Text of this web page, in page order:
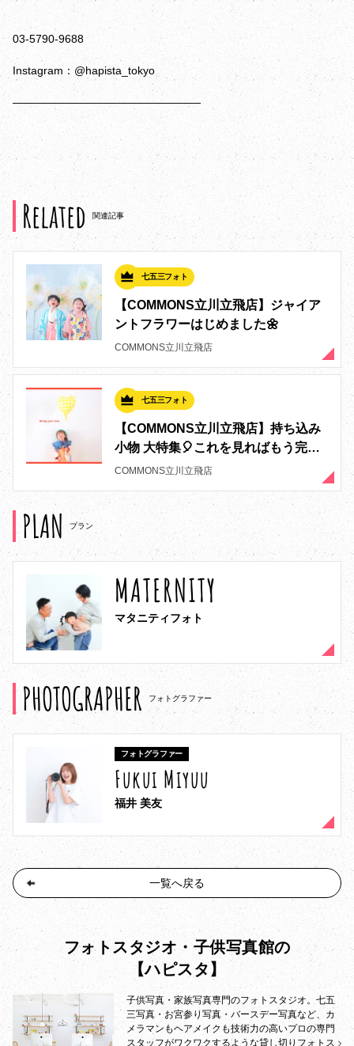
03-5790-9688
Instagram：@hapista_tokyo
—————————————————
Related 関連記事
七五三フォト
【COMMONS立川立飛店】ジャイア
ントフラワーはじめました🌼
COMMONS立川立飛店
七五三フォト
【COMMONS立川立飛店】持ち込み
小物 大特集🎈これを見ればもう完
璧！！
COMMONS立川立飛店
PLAN プラン
MATERNITY
マタニティフォト
PHOTOGRAPHER フォトグラファー
フォトグラファー
Fukui Miyuu
福井 美友
一覧へ戻る
フォトスタジオ・子供写真館の
【ハピスタ】
子供写真・家族写真専門のフォトスタジオ。七五
三写真・お宮参り写真・バースデー写真など、カ
メラマンもヘアメイクも技術力の高いプロの専門
スタッフがワクワクするような貸し切りフォトス